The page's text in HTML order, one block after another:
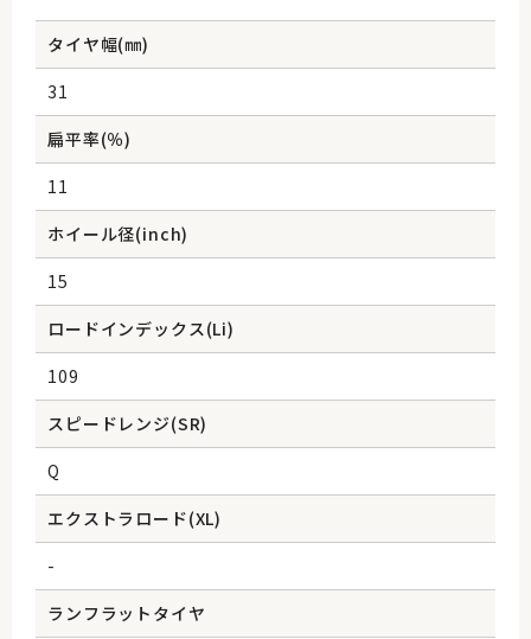
タイヤ幅(㎜)
31
扁平率(％)
11
ホイール径(inch)
15
ロードインデックス(Li)
109
スピードレンジ(SR)
Q
エクストラロード(XL)
-
ランフラットタイヤ